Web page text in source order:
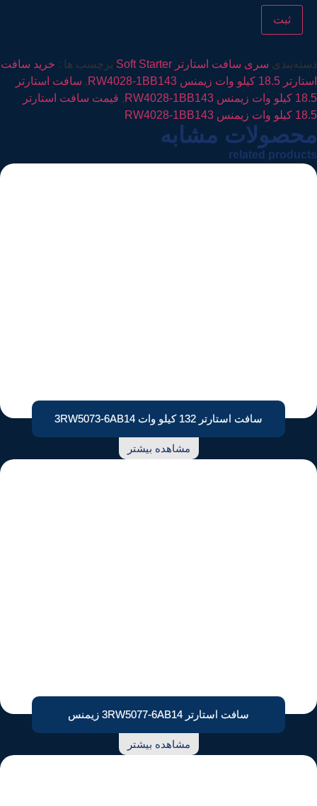
دسته‌بندی سری سافت استارتر Soft Starter برچسب ها : خرید سافت
استارتر 18.5 کیلو وات زیمنس RW4028-1BB143
, سافت استارتر
18.5 کیلو وات زیمنس RW4028-1BB143
, قیمت سافت استارتر
18.5 کیلو وات زیمنس RW4028-1BB143
محصولات مشابه
related products
سافت استارتر 132 کیلو وات 3RW5073-6AB14
مشاهده بیشتر
سافت استارتر 3RW5077-6AB14 زیمنس
مشاهده بیشتر